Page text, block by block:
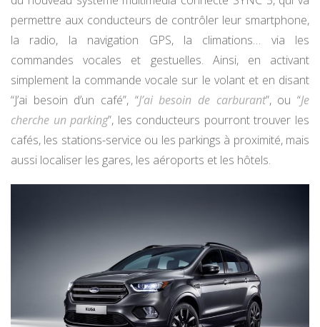
permettre aux conducteurs de contrôler leur smartphone,
la radio, la navigation GPS, la climations… via les
commandes vocales et gestuelles. Ainsi, en activant
simplement la commande vocale sur le volant et en disant
“J’ai besoin d’un café”, “J’ai besoin de carburant”, ou “Je
cherche un parking”, les conducteurs pourront trouver les
cafés, les stations-service ou les parkings à proximité, mais
aussi localiser les gares, les aéroports et les hôtels.